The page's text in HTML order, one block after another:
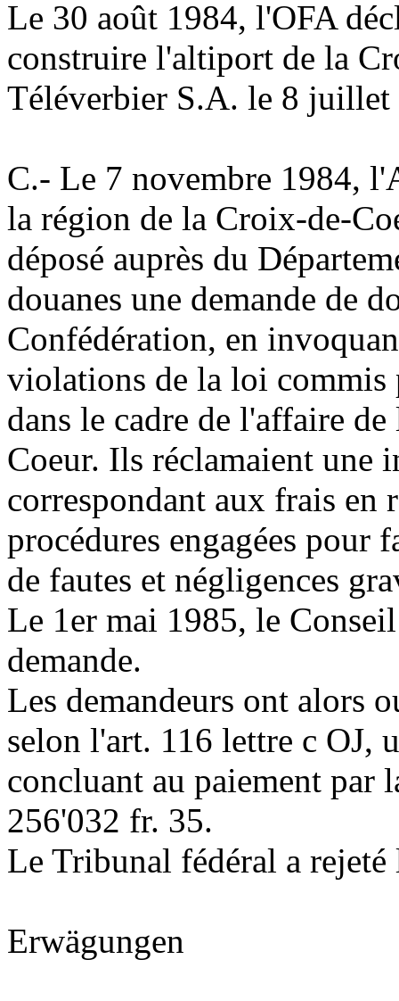
Le 30 août 1984, l'OFA
construire l'altiport de la
Téléverbier S.A. le 8 juillet
C.- Le 7 novembre 1984,
la région de la Croix-de-
déposé auprès du
douanes une demande de
Confédération, en
violations de la loi
dans le cadre de l'affaire
Coeur. Ils réclamaient une
correspondant aux frais en
procédures engagées pour
de fautes et négligences
Le 1er mai 1985, le
demande.
Les demandeurs ont alors
selon l'art. 116 lettre c OJ,
concluant au paiement par
256'032 fr. 35.
Le Tribunal fédéral a rejeté
Erwägungen